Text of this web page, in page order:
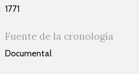
1771
Fuente de la cronología
Documental